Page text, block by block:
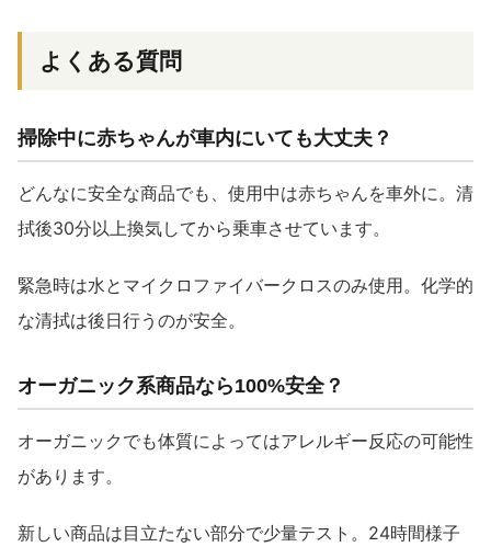
よくある質問
掃除中に赤ちゃんが車内にいても大丈夫？
どんなに安全な商品でも、使用中は赤ちゃんを車外に。清
拭後30分以上換気してから乗車させています。
緊急時は水とマイクロファイバークロスのみ使用。化学的
な清拭は後日行うのが安全。
オーガニック系商品なら100%安全？
オーガニックでも体質によってはアレルギー反応の可能性
があります。
新しい商品は目立たない部分で少量テスト。24時間様子